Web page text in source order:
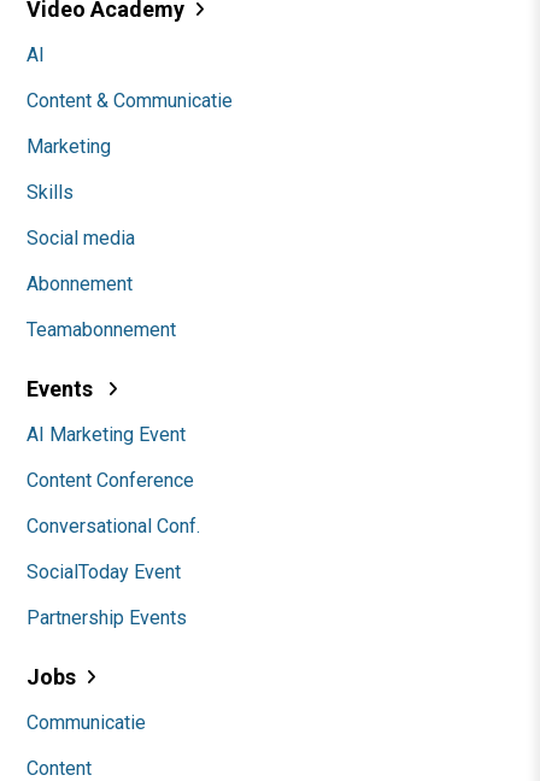
Video Academy
AI
Content & Communicatie
Marketing
Skills
Social media
Abonnement
Teamabonnement
Events
AI Marketing Event
Content Conference
Conversational Conf.
SocialToday Event
Partnership Events
Jobs
Communicatie
Content